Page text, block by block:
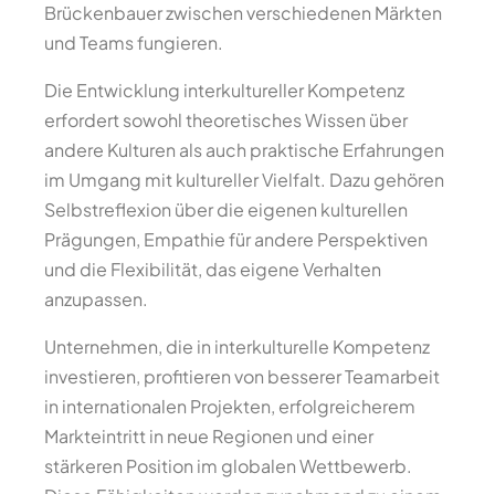
Brückenbauer zwischen verschiedenen Märkten
und Teams fungieren.
Die Entwicklung interkultureller Kompetenz
erfordert sowohl theoretisches Wissen über
andere Kulturen als auch praktische Erfahrungen
im Umgang mit kultureller Vielfalt. Dazu gehören
Selbstreflexion über die eigenen kulturellen
Prägungen, Empathie für andere Perspektiven
und die Flexibilität, das eigene Verhalten
anzupassen.
Unternehmen, die in interkulturelle Kompetenz
investieren, profitieren von besserer Teamarbeit
in internationalen Projekten, erfolgreicherem
Markteintritt in neue Regionen und einer
stärkeren Position im globalen Wettbewerb.